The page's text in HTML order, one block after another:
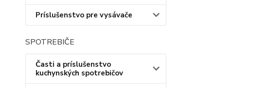
Príslušenstvo pre vysávače
SPOTREBIČE
Časti a príslušenstvo
kuchynských spotrebičov